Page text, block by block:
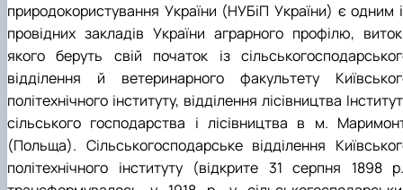
Колегіальні органи
Рада роботодавців агробіологічного
факультету
Рада аспірантів агробіологічного
факультету
Сенат студентської організації
агробіологічного факультету
Рада молодих вчених НДІ рослинництва та
ґрунтознавства агробіологічного факульт…
природокористування України (НУБіП України) є одним
провідних закладів України аграрного профілю,
якого беруть свій початок із
відділення й ветеринарного факультету
політехнічного інституту, відділення лісівництва
сільського господарства і лісівництва в м.
(Польща). Сільськогосподарське відділення
політехнічного інституту (відкрите 31 серпня 1898